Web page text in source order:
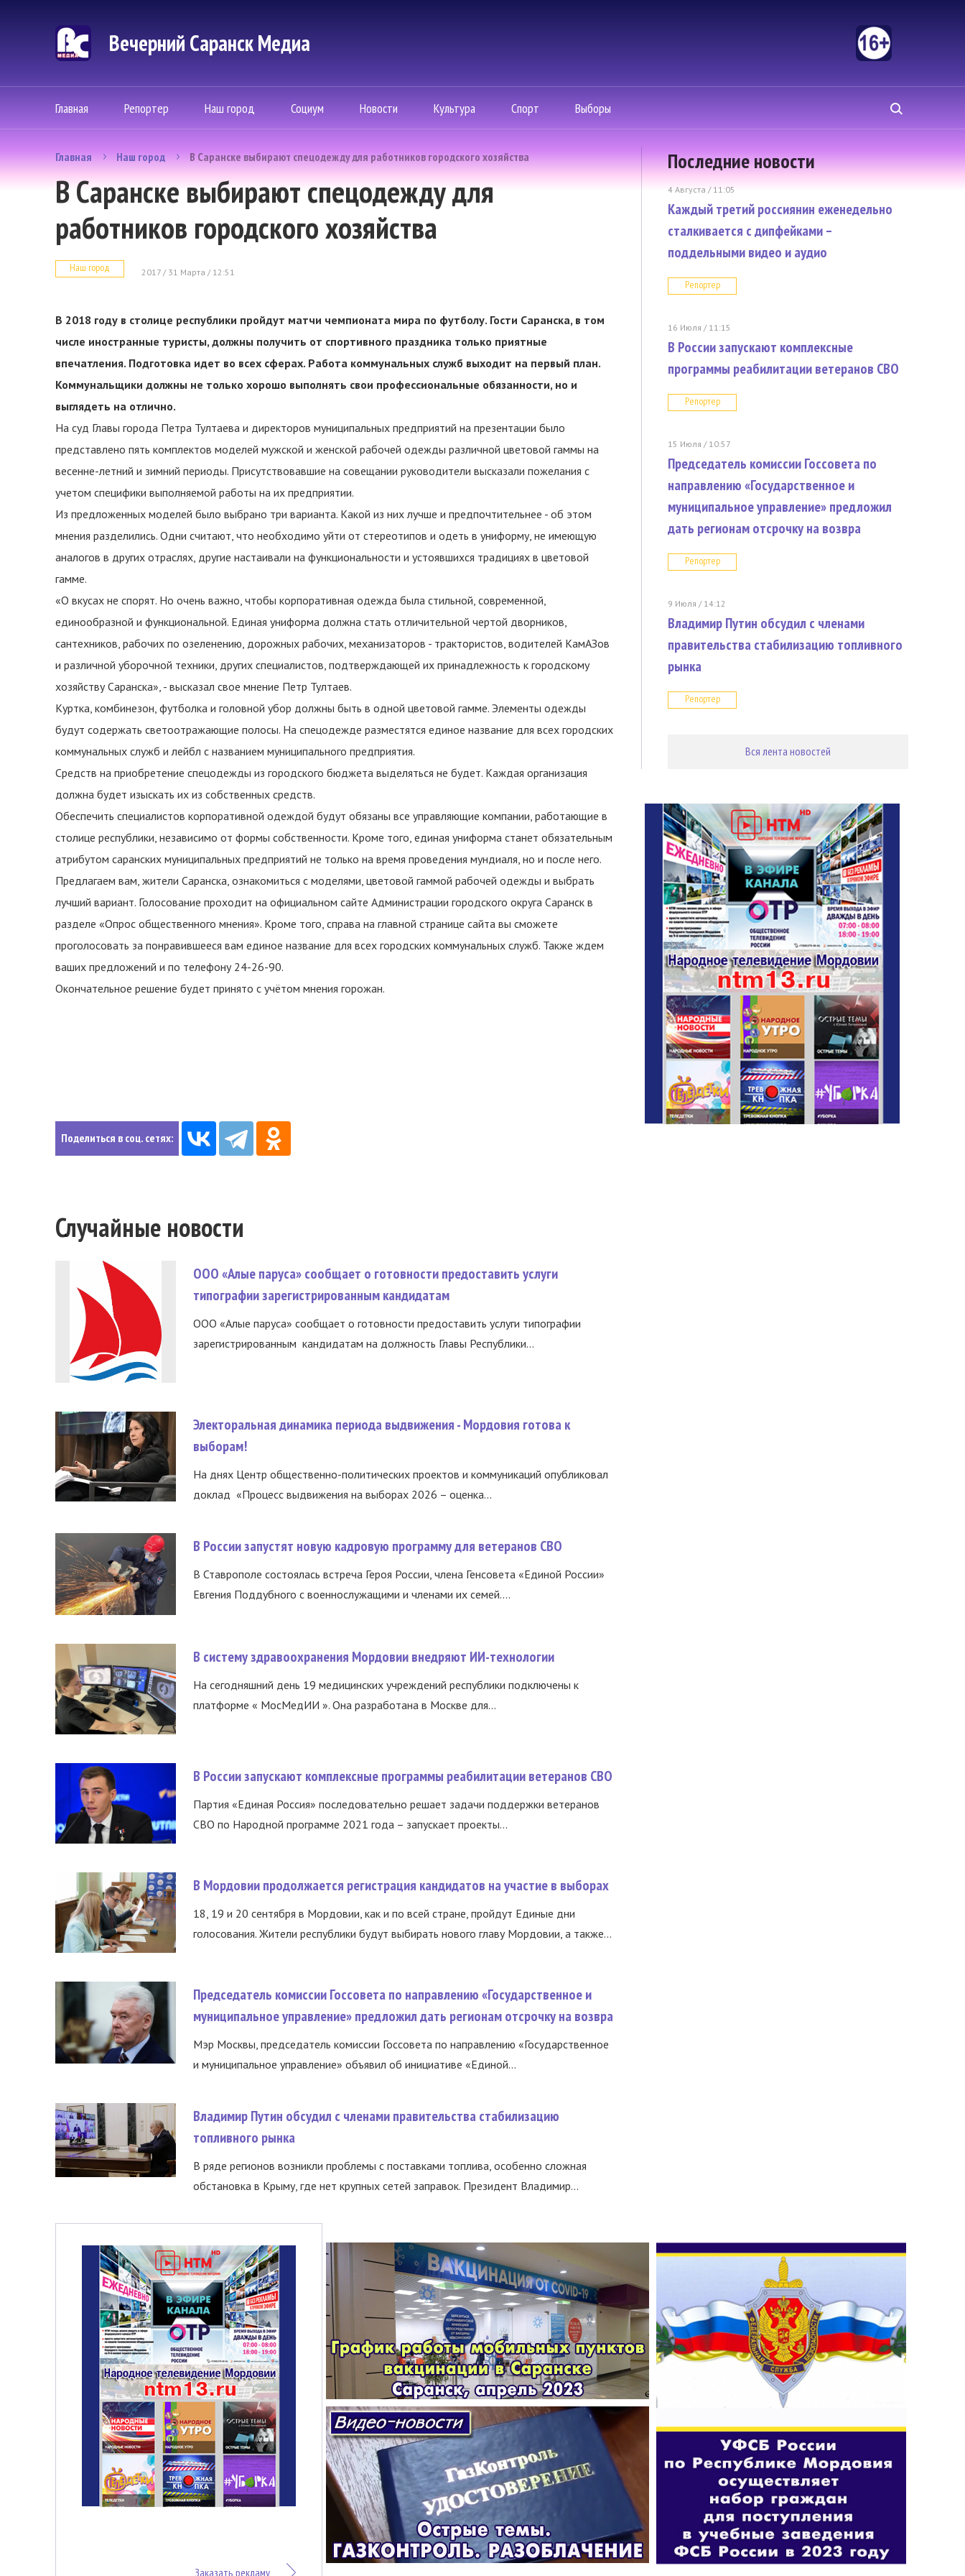
Вечерний Саранск Mедиа
Главная Репортер Наш город Социум Новости Культура Спорт Выборы
Главная Наш город В Саранске выбирают спецодежду для работников городского хозяйства
В Саранске выбирают спецодежду для
работников городского хозяйства
Наш город 2017 / 31 Марта / 12:51
В 2018 году в столице республики пройдут матчи чемпионата мира по футболу. Гости Саранска, в том
числе иностранные туристы, должны получить от спортивного праздника только приятные
впечатления. Подготовка идет во всех сферах. Работа коммунальных служб выходит на первый план.
Коммунальщики должны не только хорошо выполнять свои профессиональные обязанности, но и
выглядеть на отлично.
На суд Главы города Петра Тултаева и директоров муниципальных предприятий на презентации было
представлено пять комплектов моделей мужской и женской рабочей одежды различной цветовой гаммы на
весенне-летний и зимний периоды. Присутствовавшие на совещании руководители высказали пожелания с
учетом специфики выполняемой работы на их предприятии.
Из предложенных моделей было выбрано три варианта. Какой из них лучше и предпочтительнее - об этом
мнения разделились. Одни считают, что необходимо уйти от стереотипов и одеть в униформу, не имеющую
аналогов в других отраслях, другие настаивали на функциональности и устоявшихся традициях в цветовой
гамме.
«О вкусах не спорят. Но очень важно, чтобы корпоративная одежда была стильной, современной,
единообразной и функциональной. Единая униформа должна стать отличительной чертой дворников,
сантехников, рабочих по озеленению, дорожных рабочих, механизаторов - трактористов, водителей КамАЗов
и различной уборочной техники, других специалистов, подтверждающей их принадлежность к городскому
хозяйству Саранска», - высказал свое мнение Петр Тултаев.
Куртка, комбинезон, футболка и головной убор должны быть в одной цветовой гамме. Элементы одежды
будут содержать светоотражающие полосы. На спецодежде разместятся единое название для всех городских
коммунальных служб и лейбл с названием муниципального предприятия.
Средств на приобретение спецодежды из городского бюджета выделяться не будет. Каждая организация
должна будет изыскать их из собственных средств.
Обеспечить специалистов корпоративной одеждой будут обязаны все управляющие компании, работающие в
столице республики, независимо от формы собственности. Кроме того, единая униформа станет обязательным
атрибутом саранских муниципальных предприятий не только на время проведения мундиаля, но и после него.
Предлагаем вам, жители Саранска, ознакомиться с моделями, цветовой гаммой рабочей одежды и выбрать
лучший вариант. Голосование проходит на официальном сайте Администрации городского округа Саранск в
разделе «Опрос общественного мнения». Кроме того, справа на главной странице сайта вы сможете
проголосовать за понравившееся вам единое название для всех городских коммунальных служб. Также ждем
ваших предложений и по телефону 24-26-90.
Окончательное решение будет принято с учётом мнения горожан.
Поделиться в соц. сетях:
Случайные новости
ООО «Алые паруса» сообщает о готовности предоставить услуги
типографии зарегистрированным кандидатам
ООО «Алые паруса» сообщает о готовности предоставить услуги типографии
зарегистрированным кандидатам на должность Главы Республики...
Электоральная динамика периода выдвижения - Мордовия готова к
выборам!
На днях Центр общественно-политических проектов и коммуникаций опубликовал
доклад «Процесс выдвижения на выборах 2026 – оценка...
В России запустят новую кадровую программу для ветеранов СВО
В Ставрополе состоялась встреча Героя России, члена Генсовета «Единой России»
Евгения Поддубного с военнослужащими и членами их семей....
В систему здравоохранения Мордовии внедряют ИИ-технологии
На сегодняшний день 19 медицинских учреждений республики подключены к
платформе « МосМедИИ ». Она разработана в Москве для...
В России запускают комплексные программы реабилитации ветеранов СВО
Партия «Единая Россия» последовательно решает задачи поддержки ветеранов
СВО по Народной программе 2021 года – запускает проекты...
В Мордовии продолжается регистрация кандидатов на участие в выборах
18, 19 и 20 сентября в Мордовии, как и по всей стране, пройдут Единые дни
голосования. Жители республики будут выбирать нового главу Мордовии, а также...
Председатель комиссии Госсовета по направлению «Государственное и
муниципальное управление» предложил дать регионам отсрочку на возвра
Мэр Москвы, председатель комиссии Госсовета по направлению «Государственное
и муниципальное управление» объявил об инициативе «Единой...
Владимир Путин обсудил с членами правительства стабилизацию
топливного рынка
В ряде регионов возникли проблемы с поставками топлива, особенно сложная
обстановка в Крыму, где нет крупных сетей заправок. Президент Владимир...
Последние новости
4 Августа / 11:05
Каждый третий россиянин еженедельно
сталкивается с дипфейками –
поддельными видео и аудио
Репортер
16 Июля / 11:15
В России запускают комплексные
программы реабилитации ветеранов СВО
Репортер
15 Июля / 10:57
Председатель комиссии Госсовета по
направлению «Государственное и
муниципальное управление» предложил
дать регионам отсрочку на возвра
Репортер
9 Июля / 14:12
Владимир Путин обсудил с членами
правительства стабилизацию топливного
рынка
Репортер
Вся лента новостей
Заказать рекламу